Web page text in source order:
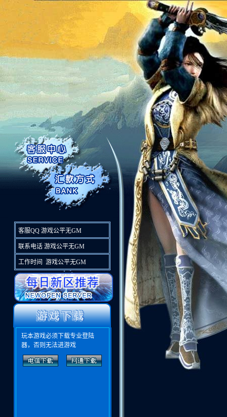
客服QQ 游戏公平无GM
联系电话 游戏公平无GM
工作时间 游戏公平无GM
玩本游戏必须下载专业登陆
器，否则无法进游戏